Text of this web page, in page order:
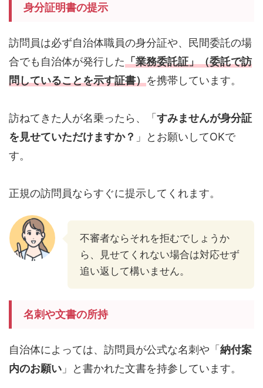
身分証明書の提示
訪問員は必ず自治体職員の身分証や、民間委託の場
合でも自治体が発行した「業務委託証」（委託で訪
問していることを示す証書）を携帯しています。
訪ねてきた人が名乗ったら、「すみませんが身分証
を見せていただけますか？ 」とお願いしてOKで
す。
正規の訪問員ならすぐに提示してくれます。
不審者ならそれを拒むでしょうか
ら、見せてくれない場合は対応せず
追い返して構いません。
名刺や文書の所持
自治体によっては、訪問員が公式な名刺や「納付案
内のお願い 」と書かれた文書を持参しています。